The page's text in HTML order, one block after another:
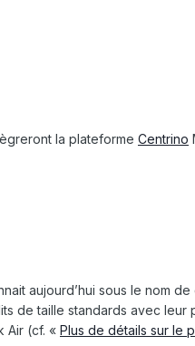
la plateforme Centrino
aujourd’hui sous le nom
de taille standards avec
Air (cf. « Plus de détails sur le